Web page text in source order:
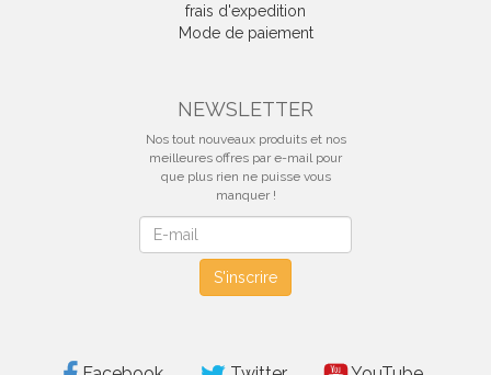
frais d'expedition
Mode de paiement
NEWSLETTER
Nos tout nouveaux produits et nos
meilleures offres par e-mail pour
que plus rien ne puisse vous
manquer !
S'inscrire